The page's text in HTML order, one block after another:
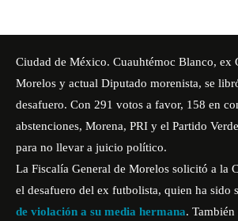
Ciudad de México. Cuauhtémoc Blanco, ex
Morelos y actual Diputado morenista, se
desafuero. Con 291 votos a favor, 158 en
abstenciones, Morena, PRI y el Partido
para no llevar a juicio político.
La Fiscalía General de Morelos solicitó a la
el desafuero del ex futbolista, quien ha sido
de violación a su media hermana. También